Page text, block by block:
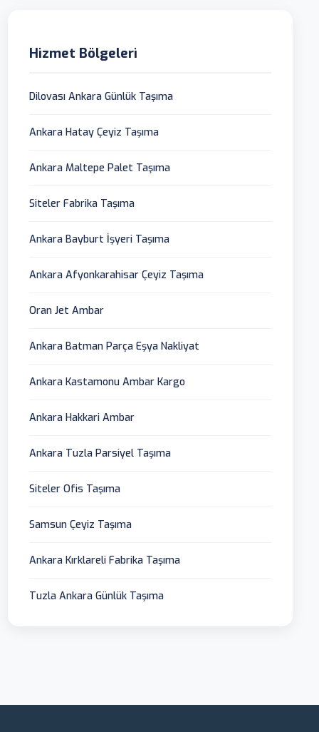
Hizmet Bölgeleri
Dilovası Ankara Günlük Taşıma
Ankara Hatay Çeyiz Taşıma
Ankara Maltepe Palet Taşıma
Siteler Fabrika Taşıma
Ankara Bayburt İşyeri Taşıma
Ankara Afyonkarahisar Çeyiz Taşıma
Oran Jet Ambar
Ankara Batman Parça Eşya Nakliyat
Ankara Kastamonu Ambar Kargo
Ankara Hakkari Ambar
Ankara Tuzla Parsiyel Taşıma
Siteler Ofis Taşıma
Samsun Çeyiz Taşıma
Ankara Kırklareli Fabrika Taşıma
Tuzla Ankara Günlük Taşıma